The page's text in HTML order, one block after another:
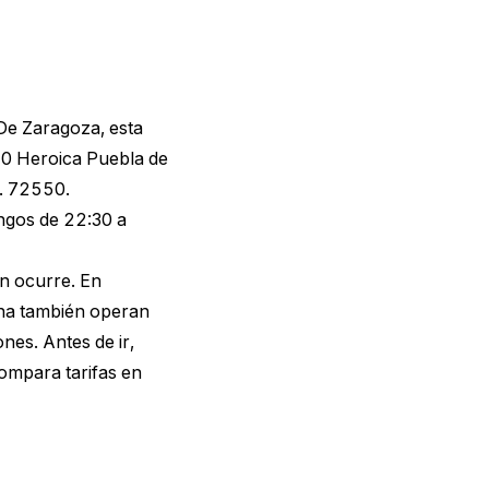
Zaragoza, esta
Heroica Puebla de
72550.
de 22:30 a
ocurre. En
también operan
Antes de ir,
tarifas en